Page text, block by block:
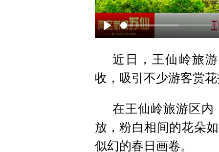
Play
近日，王仙岭旅
收，吸引不少游客赏
在王仙岭旅游区内
放，粉白相间的花朵
似幻的春日画卷。